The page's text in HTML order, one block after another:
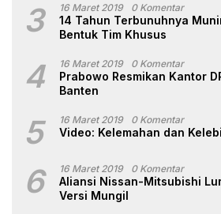
3 16 Maret 2019 0 Komentar
14 Tahun Terbunuhnya
Bentuk Tim Khusus
4 16 Maret 2019 0 Komentar
Prabowo Resmikan Kantor
Banten
5 16 Maret 2019 0 Komentar
Video: Kelemahan dan
6 16 Maret 2019 0 Komentar
Aliansi Nissan-Mitsubishi
Versi Mungil